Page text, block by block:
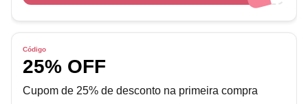
Código
25% OFF
Cupom de 25% de desconto na primeira compra